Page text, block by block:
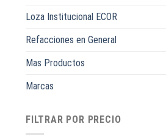
Loza Institucional ECOR
Refacciones en General
Mas Productos
Marcas
FILTRAR POR PRECIO